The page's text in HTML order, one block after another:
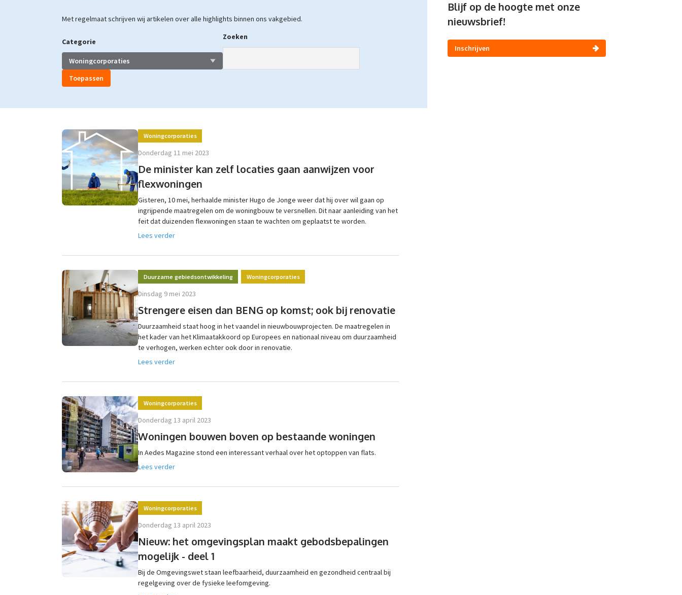
Met regelmaat schrijven wij artikelen over alle highlights binnen ons vakgebied.
Categorie
Zoeken
De minister kan zelf locaties gaan aanwijzen voor
flexwoningen
Woningcorporaties
donderdag 11 mei 2023
Gisteren, 10 mei, herhaalde minister Hugo de Jonge weer dat hij over wil gaan op
ingrijpende maatregelen om de woningbouw te versnellen. Dit naar aanleiding van het
feit dat duizenden flexwoningen staan te wachten om geplaatst te worden.
Lees verder
Strengere eisen dan BENG op komst; ook bij renovatie
Duurzame gebiedsontwikkeling Woningcorporaties
dinsdag 9 mei 2023
Duurzaamheid staat hoog in het vaandel in nieuwbouwprojecten. De maatregelen in
het kader van het Klimaatakkoord op Europees en nationaal niveau om duurzaamheid
te verhogen, werken echter ook door in renovatie.
Lees verder
Woningen bouwen boven op bestaande woningen
Woningcorporaties
donderdag 13 april 2023
In Aedes Magazine stond een interessant verhaal over het optoppen van flats.
Lees verder
Nieuw: het omgevingsplan maakt gebodsbepalingen
mogelijk - deel 1
Woningcorporaties
donderdag 13 april 2023
Bij de Omgevingswet staan leefbaarheid, duurzaamheid en gezondheid centraal bij
regelgeving over de fysieke leefomgeving.
Blijf op de hoogte met onze
nieuwsbrief!
Inschrijven